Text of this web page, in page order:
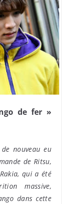
de fer »
nouveau eu
de Ritsu,
qui a été
massive,
dans cette